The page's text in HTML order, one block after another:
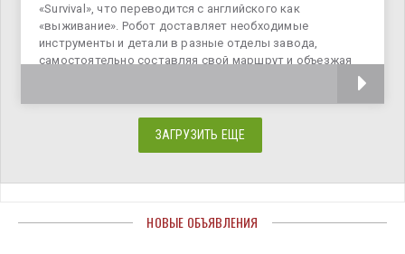
«Survival», что переводится с английского как
«выживание». Робот доставляет необходимые
инструменты и детали в разные отделы завода,
самостоятельно составляя свой маршрут и объезжая
ЗАГРУЗИТЬ ЕЩЕ
НОВЫЕ ОБЪЯВЛЕНИЯ